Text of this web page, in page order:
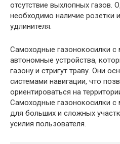
отсутствие выхлопных газов.
необходимо наличие розетки
удлинителя.
Самоходные газонокосилки с
автономные устройства,
газону и стригут траву. Они
системами навигации, что
ориентироваться на
Самоходные газонокосилки с
для больших и сложных
усилия пользователя.